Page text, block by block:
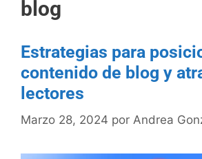
blog
Estrategias para
contenido de blog y
lectores
Marzo 28, 2024 por Andrea